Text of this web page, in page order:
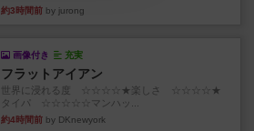
約3時間前 by jurong
画像付き 充実
フラットアイアン
世界に浸れる度 ☆☆☆☆★楽しさ ☆☆☆☆★
タイパ ☆☆☆☆☆マンハッ...
約4時間前 by DKnewyork